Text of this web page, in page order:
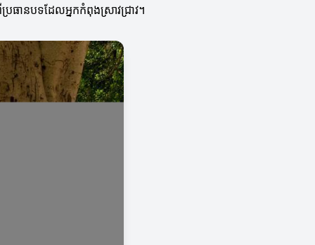
ធានបទដែលអ្នកកំពុងស្រាវជ្រាវ។